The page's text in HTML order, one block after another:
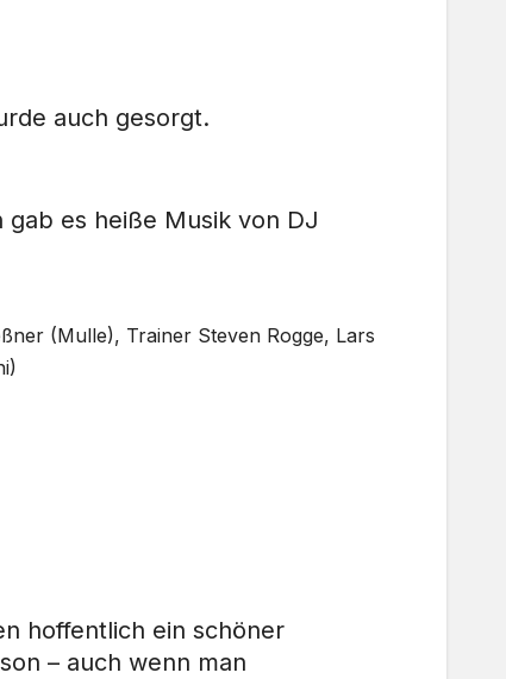
auch gesorgt.
es heiße Musik von DJ
(Mulle), Trainer Steven Rogge, Lars
hoffentlich ein schöner
– auch wenn man